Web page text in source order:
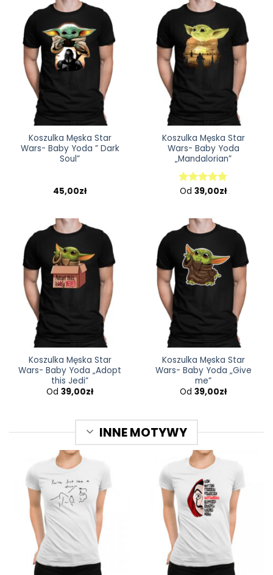
Koszulka Męska Star
Wars- Baby Yoda ” Dark
Soul”
45,00zł
Koszulka Męska Star
Wars- Baby Yoda
„Mandalorian”
Oceniono
Od 39,00zł
Koszulka Męska Star
Wars- Baby Yoda „Adopt
this Jedi”
Od 39,00zł
Koszulka Męska Star
Wars- Baby Yoda „Give
me”
Od 39,00zł
INNE MOTYWY